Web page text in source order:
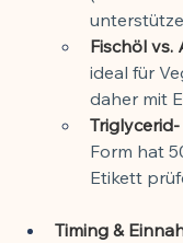
Fischöl vs.
ideal für
daher mit
Form hat
Etikett
Timing &